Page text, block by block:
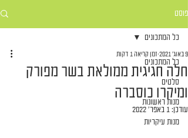
פוסט
כל המתכונים
סלטים
מנות ראשונות
מנות עיקריות
כל המתכונים
חלה חגיגית ממולאת בשר מפורק
ומיקרו כוסברה
9 באוג׳ 2021 זמן קריאה 1 דקות
עודכן: 1 באפר׳ 2022